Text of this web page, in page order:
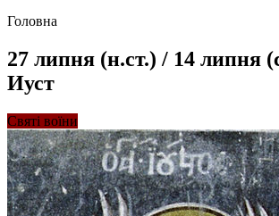
Головна
27 липня (н.ст.) / 14 липня
Иуст
Святі воїни